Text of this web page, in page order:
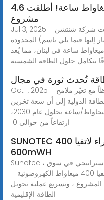
4.6 ميغاواط ساعة! أطلقت GSL ENERGY رسميًا أول
مشروع
Jul 3, 2025 · في مايو 2025، أطلقت شركة شنتشن GSL Energy
المحدودة (والمشار إليها فيما يلي باسم "GSL ENERGY") رسميًا
مشروع تخزين الطاقة بسعة 4.6 ميغاواط ساعة في لبنان، مما يُعد
بتكامل حلول الطاقة الشمسية
تُحدث ثورة في مجال
Oct 1, 2025 · يشهد قطاع شراء الطاقة تحولاً ملحوظاً مع تغيّر ملامح
الدولية إلى أن سعة تخزين
الطاقة العالمية ستتجاوز 500 جيجاواط/ساعة بحلول عام 2030،
ارتفاعاً من حوالي 10
SUNOTEC شراء لاتفيا 400mW الكهروضوئية +
600mWH
Sunotec ، شركة الطاقة الأوروبية ، والتخطيط الاستراتيجي في سوق
الشمال الأوروبي ، بنجاح شراء لاتفيا 400 ميغاواط الكهروضوئية +
المشروع ، وتسريع عملية تحويل
الطاقة الإقليمية